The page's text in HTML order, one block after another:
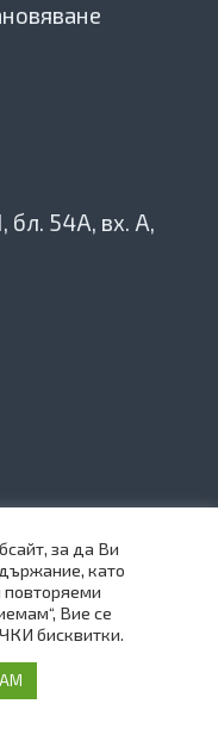
бл. 54А, вх. А,
Reserved
за да Ви
като
Вие се
бисквитки.